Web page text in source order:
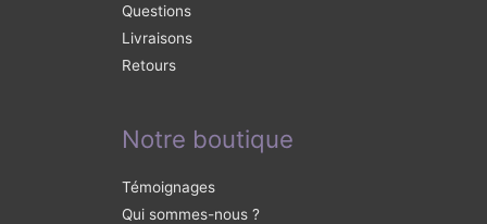
Questions
Livraisons
Retours
Notre boutique
Témoignages
Qui sommes-nous ?